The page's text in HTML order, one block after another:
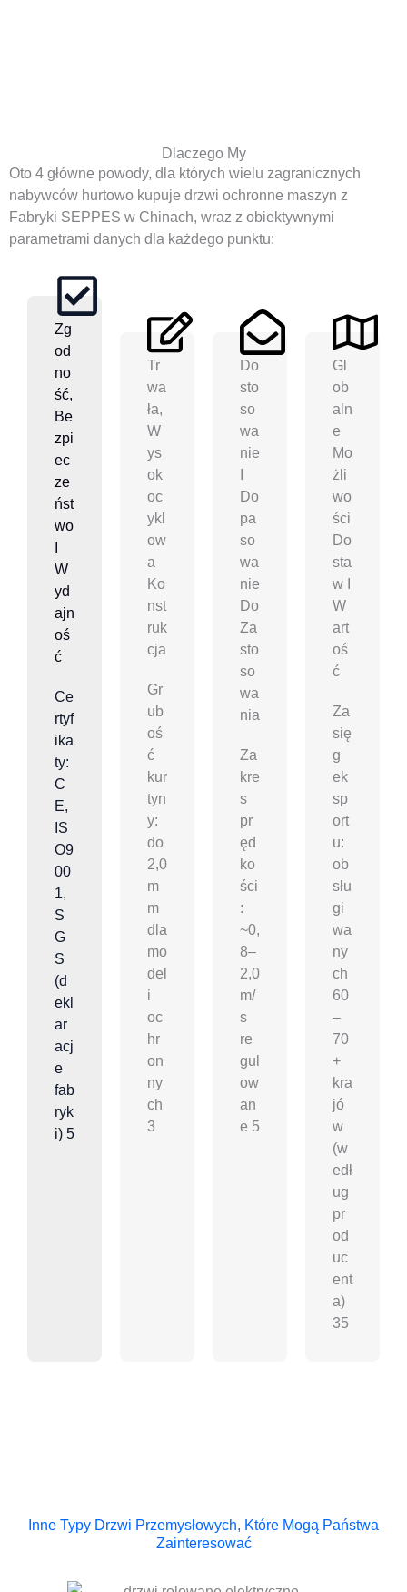
Dlaczego My
Oto 4 główne powody, dla których wielu zagranicznych
nabywców hurtowo kupuje drzwi ochronne maszyn z
Fabryki SEPPES w Chinach, wraz z obiektywnymi
parametrami danych dla każdego punktu:
Zg
Od
No
Ść,
Be
Zpi
Ec
Ze
Ńst
Wo
W
Yd
Ajn
Oś
Ć
Ce
rtyf
ika
ty:
C
E,
IS
O9
00
1,
S
G
S
(d
ekl
ar
acj
e
fab
ryk
i) 5
Tr
Wa
Ła,
W
Ys
Ok
Oc
Ykl
Ow
A
Ko
Nst
Ruk
Cja
Gr
ub
oś
ć
kur
tyn
y:
do
2,0
m
m
dla
mo
del
i
oc
hr
on
ny
ch
3
Do
Sto
So
Wa
Nie
Do
Pa
So
Wa
Nie
Do
Za
Sto
So
Wa
Nia
Za
kre
s
pr
ęd
ko
ści
:
~0,
8–
2,0
m/
s
re
gul
ow
an
e 5
Gl
Ob
Aln
E
Mo
Żli
Wo
Ści
Do
Sta
W I
W
Art
Oś
Ć
Za
się
g
ek
sp
ort
u:
ob
słu
gi
wa
ny
ch
60
–
70
+
kra
jó
w
(w
edł
ug
pr
od
uc
ent
a)
35
Inne Typy Drzwi Przemysłowych, Które Mogą Państwa
Zainteresować